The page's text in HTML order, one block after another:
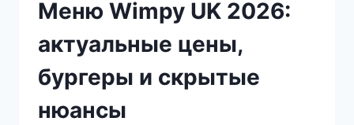
Меню Wimpy UK 2026:
актуальные цены,
бургеры и скрытые
нюансы